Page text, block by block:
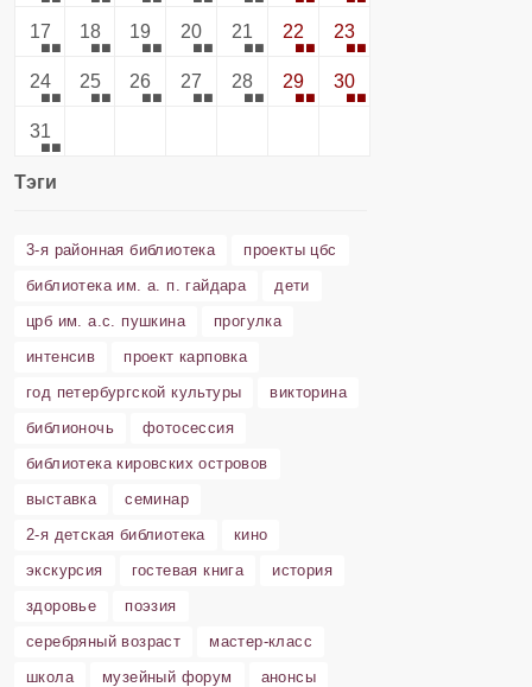
17 18 19 20 21 22 23
24 25 26 27 28 29 30
31
Тэги
3-я районная библиотека
проекты цбс
библиотека им. а. п. гайдара
дети
црб им. а.с. пушкина
прогулка
интенсив
проект карповка
год петербургской культуры
викторина
библионочь
фотосессия
библиотека кировских островов
выставка
семинар
2-я детская библиотека
кино
экскурсия
гостевая книга
история
здоровье
поэзия
серебряный возраст
мастер-класс
школа
музейный форум
анонсы